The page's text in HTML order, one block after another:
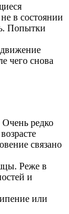
в состоянии
Попытки
чего снова
редко
связано
Реже в
и
или